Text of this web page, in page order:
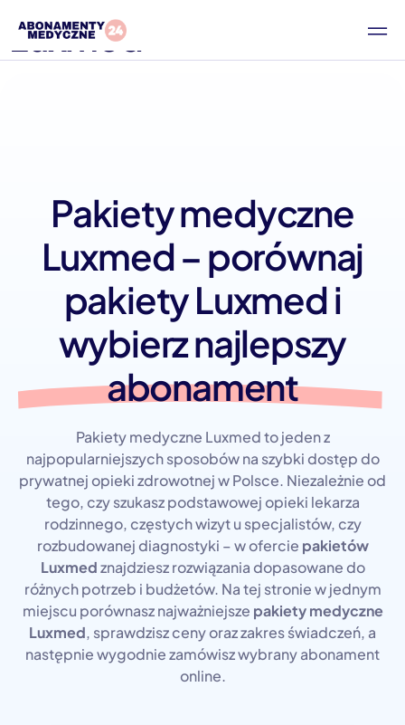
Luxmed
Pakiety medyczne
Luxmed – porównaj
pakiety Luxmed i
wybierz najlepszy
abonament
Pakiety medyczne Luxmed to jeden z
najpopularniejszych sposobów na szybki dostęp do
prywatnej opieki zdrowotnej w Polsce. Niezależnie od
tego, czy szukasz podstawowej opieki lekarza
rodzinnego, częstych wizyt u specjalistów, czy
rozbudowanej diagnostyki – w ofercie pakietów
Luxmedznajdziesz rozwiązania dopasowane do
różnych potrzeb i budżetów. Na tej stronie w jednym
miejscu porównasz najważniejsze pakiety medyczne
Luxmed, sprawdzisz ceny oraz zakres świadczeń, a
następnie wygodnie zamówisz wybrany abonament
online.